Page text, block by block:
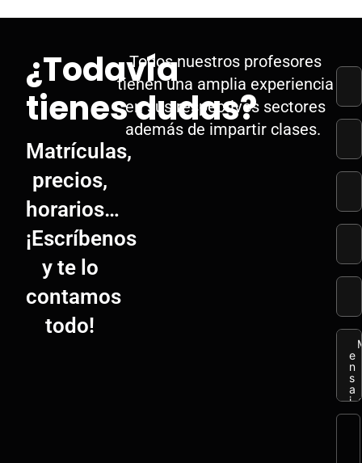
¿Todavía
tienes dudas?
Matrículas,
precios,
horarios…
¡Escríbenos
y te lo
contamos
todo!
Todos nuestros profesores
tienen una amplia experiencia
en sus respectivos sectores
además de impartir clases.